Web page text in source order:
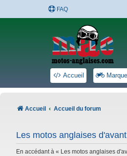
FAQ
Accueil
Accueil Accueil du forum
Les motos anglaises
En accédant à « Les motos anglaises